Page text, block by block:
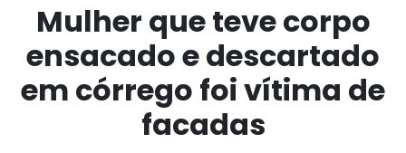
Mulher que teve corpo
ensacado e descartado
em córrego foi vítima de
facadas